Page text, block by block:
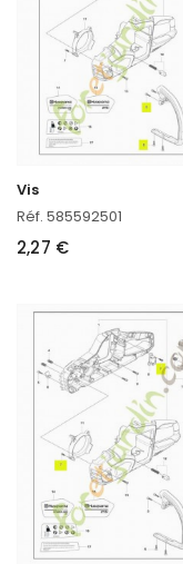
Vis
Réf. 585592501
2,27 €